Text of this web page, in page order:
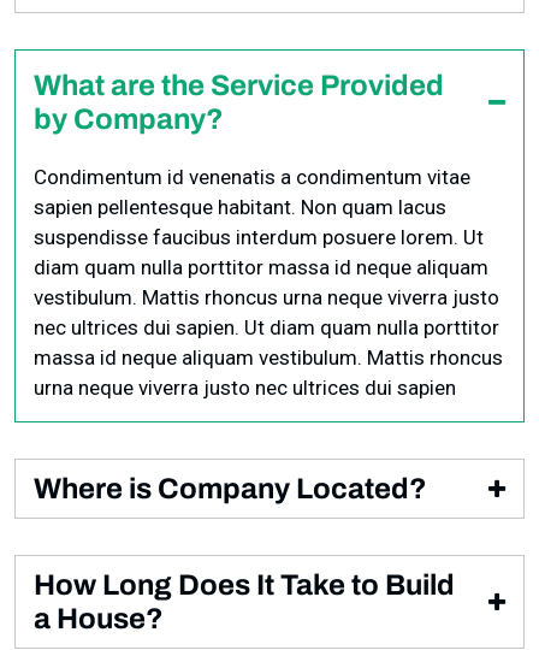
sapien pellentesque habitant. Non quam lacus
suspendisse faucibus interdum posuere lorem. Ut
diam quam nulla porttitor massa id neque aliquam
nec ultrices dui sapien
What are the Service Provided
by Company?
Condimentum id venenatis a condimentum vitae
sapien pellentesque habitant. Non quam lacus
suspendisse faucibus interdum posuere lorem. Ut
diam quam nulla porttitor massa id neque aliquam
vestibulum. Mattis rhoncus urna neque viverra justo
nec ultrices dui sapien. Ut diam quam nulla porttitor
massa id neque aliquam vestibulum. Mattis rhoncus
urna neque viverra justo nec ultrices dui sapien
Where is Company Located?
sapien pellentesque habitant. Non quam lacus
suspendisse faucibus interdum posuere lorem. Ut
diam quam nulla porttitor.
How Long Does It Take to Build
a House?